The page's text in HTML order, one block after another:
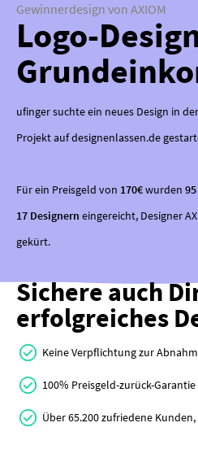
Gewinnerdesign von AXIOM
Logo-
ufinger suchte ein neues Design in
Projekt auf designenlassen.de
Für ein Preisgeld von 170€wurden
17 Designern eingereicht, Designer
gekürt.
Sichere auch
erfolgreiches
Keine Verpflichtung zur
100% Preisgeld-zurück-Garantie
Über 65.200 zufriedene